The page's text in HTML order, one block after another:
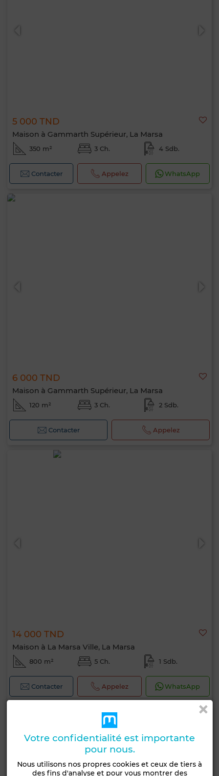
5 000 TND
Maison à Gammarth Supérieur, La Marsa
350 m² 3 Ch. 4 Sdb.
Contacter Appelez WhatsApp
6 000 TND
Maison à Gammarth Supérieur, La Marsa
120 m² 3 Ch. 2 Sdb.
Contacter Appelez
14 000 TND
Maison à La Marsa Ville, La Marsa
800 m² 5 Ch. 1 Sdb.
Contacter Appelez WhatsApp
Votre confidentialité est importante
pour nous.
Nous utilisons nos propres cookies et ceux de tiers à
des fins d'analyse et pour vous montrer des